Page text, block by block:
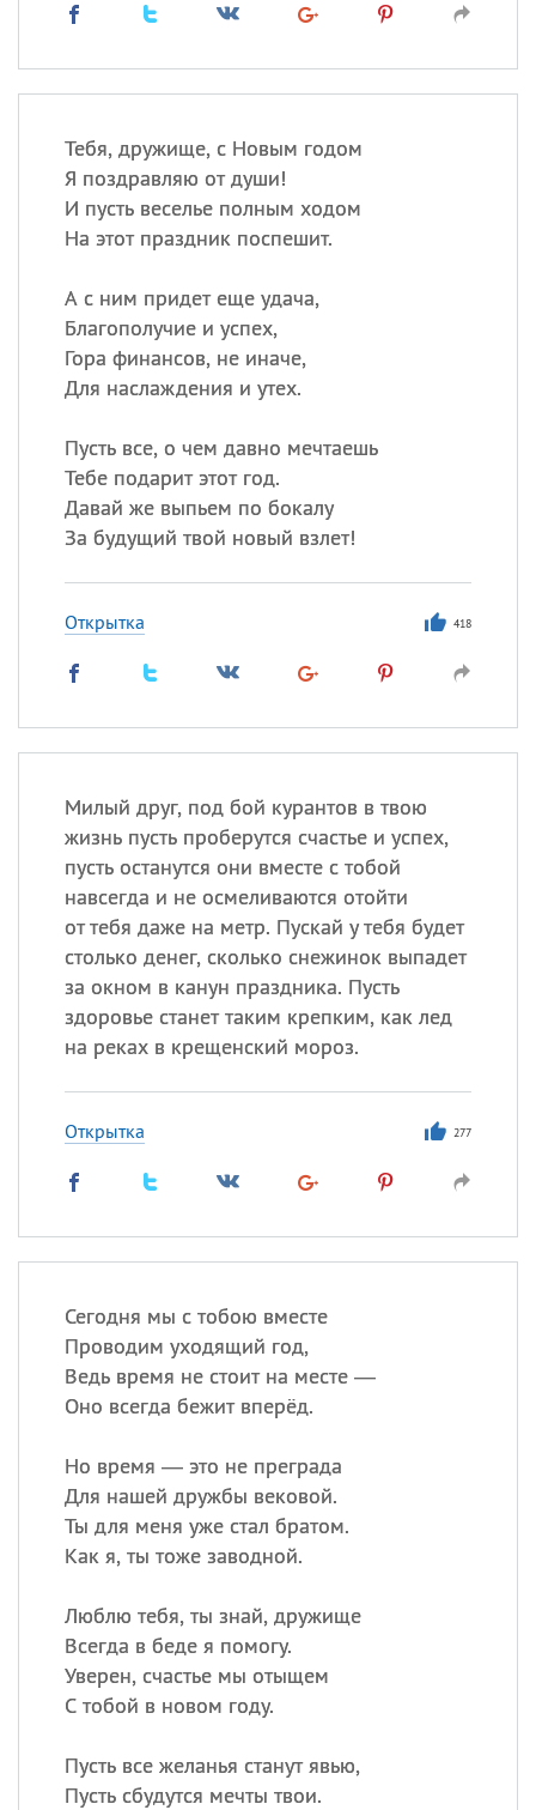
Тебя, дружище, с Новым годом
Я поздравляю от души!
И пусть веселье полным ходом
На этот праздник поспешит.
А с ним придет еще удача,
Благополучие и успех,
Гора финансов, не иначе,
Для наслаждения и утех.
Пусть все, о чем давно мечтаешь
Тебе подарит этот год.
Давай же выпьем по бокалу
За будущий твой новый взлет!
Открытка 418
Милый друг, под бой курантов в твою
жизнь пусть проберутся счастье и успех,
пусть останутся они вместе с тобой
навсегда и не осмеливаются отойти
от тебя даже на метр. Пускай у тебя будет
столько денег, сколько снежинок выпадет
за окном в канун праздника. Пусть
здоровье станет таким крепким, как лед
на реках в крещенский мороз.
Открытка 277
Сегодня мы с тобою вместе
Проводим уходящий год,
Ведь время не стоит на месте —
Оно всегда бежит вперёд.
Но время — это не преграда
Для нашей дружбы вековой.
Ты для меня уже стал братом.
Как я, ты тоже заводной.
Люблю тебя, ты знай, дружище
Всегда в беде я помогу.
Уверен, счастье мы отыщем
С тобой в новом году.
Пусть все желанья станут явью,
Пусть сбудутся мечты твои.